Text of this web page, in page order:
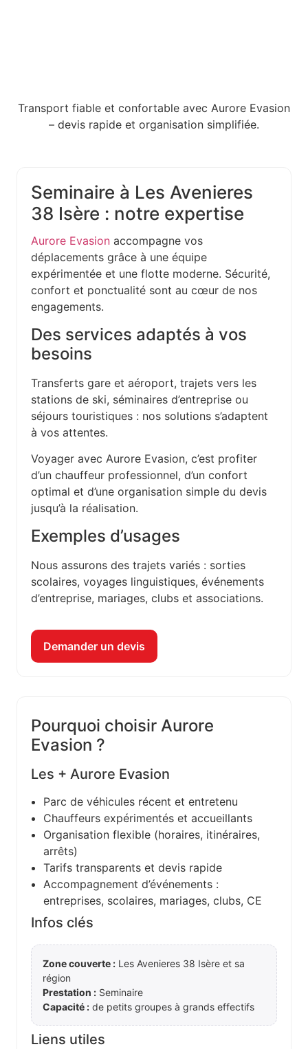
Transport fiable et confortable avec Aurore Evasion
– devis rapide et organisation simplifiée.
Seminaire à Les Avenieres
38 Isère : notre expertise
Aurore Evasion accompagne vos
déplacements grâce à une équipe
expérimentée et une flotte moderne. Sécurité,
confort et ponctualité sont au cœur de nos
engagements.
Des services adaptés à vos
besoins
Transferts gare et aéroport, trajets vers les
stations de ski, séminaires d’entreprise ou
séjours touristiques : nos solutions s’adaptent
à vos attentes.
Voyager avec Aurore Evasion, c’est profiter
d’un chauffeur professionnel, d’un confort
optimal et d’une organisation simple du devis
jusqu’à la réalisation.
Exemples d’usages
Nous assurons des trajets variés : sorties
scolaires, voyages linguistiques, événements
d’entreprise, mariages, clubs et associations.
Demander un devis
Pourquoi choisir Aurore
Evasion ?
Les + Aurore Evasion
Parc de véhicules récent et entretenu
Chauffeurs expérimentés et accueillants
Organisation flexible (horaires, itinéraires,
arrêts)
Tarifs transparents et devis rapide
Accompagnement d’événements :
entreprises, scolaires, mariages, clubs, CE
Infos clés
Zone couverte : Les Avenieres 38 Isère et sa
région
Prestation : Seminaire
Capacité : de petits groupes à grands effectifs
Liens utiles